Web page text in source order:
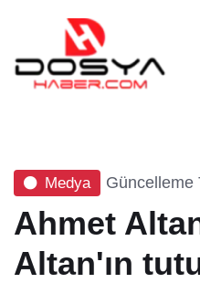
Medya Güncelleme
Ahmet
Altan'ın